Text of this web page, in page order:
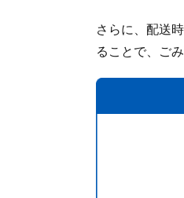
さらに、配送
ることで、ご